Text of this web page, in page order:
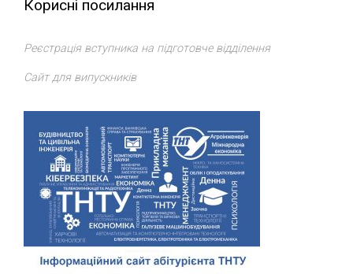
Корисні посилання
Реєстрація вступника на підготовче відділення
Сайт для випускників